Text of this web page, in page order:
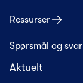
Ressurser
Spørsmål og svar
Aktuelt